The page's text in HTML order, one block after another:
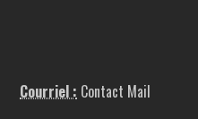
Courriel : Contact Mail